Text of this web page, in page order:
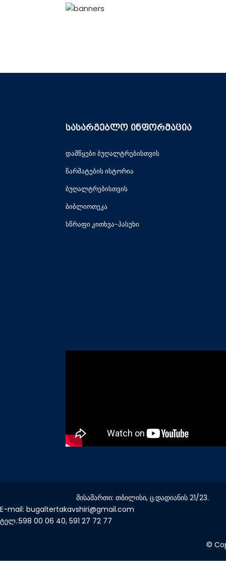
სასარგებლო ინფორმაცია
დამწყები ბუღალტრებისთვის
წარმატების ისტორია
ბუღალტრებისთვის
ბიბლიოთეკა
სწრაფი კითხვა-პასუხი
მისამართი: თბილისი, ც.დადიანის 21/23.
E-mail: bugaltertakavshiri@gmail.com
ტელ.:598 00 06 40, 591 27 72 77
©